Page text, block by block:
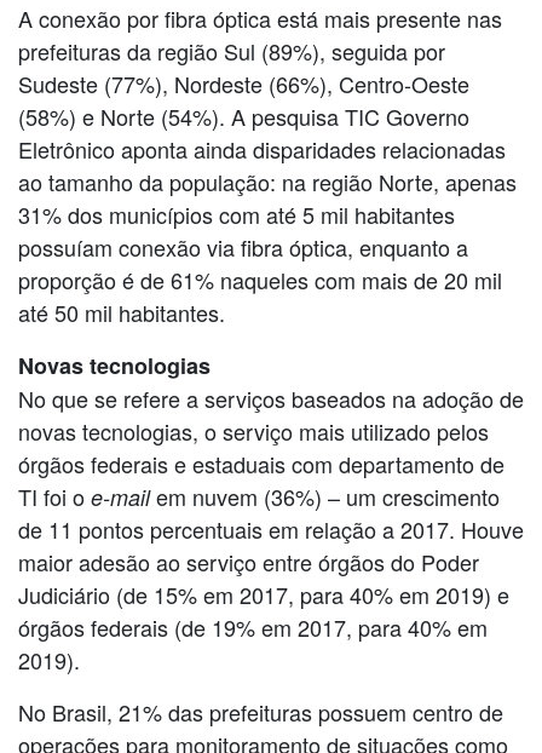
A conexão por fibra óptica está mais presente nas
prefeituras da região Sul (89%), seguida por
Sudeste (77%), Nordeste (66%), Centro-Oeste
(58%) e Norte (54%). A pesquisa TIC Governo
Eletrônico aponta ainda disparidades relacionadas
ao tamanho da população: na região Norte, apenas
31% dos municípios com até 5 mil habitantes
possuíam conexão via fibra óptica, enquanto a
proporção é de 61% naqueles com mais de 20 mil
até 50 mil habitantes.
Novas tecnologias
No que se refere a serviços baseados na adoção de
novas tecnologias, o serviço mais utilizado pelos
órgãos federais e estaduais com departamento de
TI foi o e-mailem nuvem (36%) – um crescimento
de 11 pontos percentuais em relação a 2017. Houve
maior adesão ao serviço entre órgãos do Poder
Judiciário (de 15% em 2017, para 40% em 2019) e
órgãos federais (de 19% em 2017, para 40% em
2019).
No Brasil, 21% das prefeituras possuem centro de
operações para monitoramento de situações como